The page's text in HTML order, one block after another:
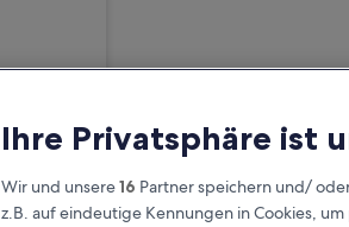
Ihre Privatsphäre ist
Wir und unsere16 Partner speichern und/
z.B. auf eindeutige Kennungen in Cookies,